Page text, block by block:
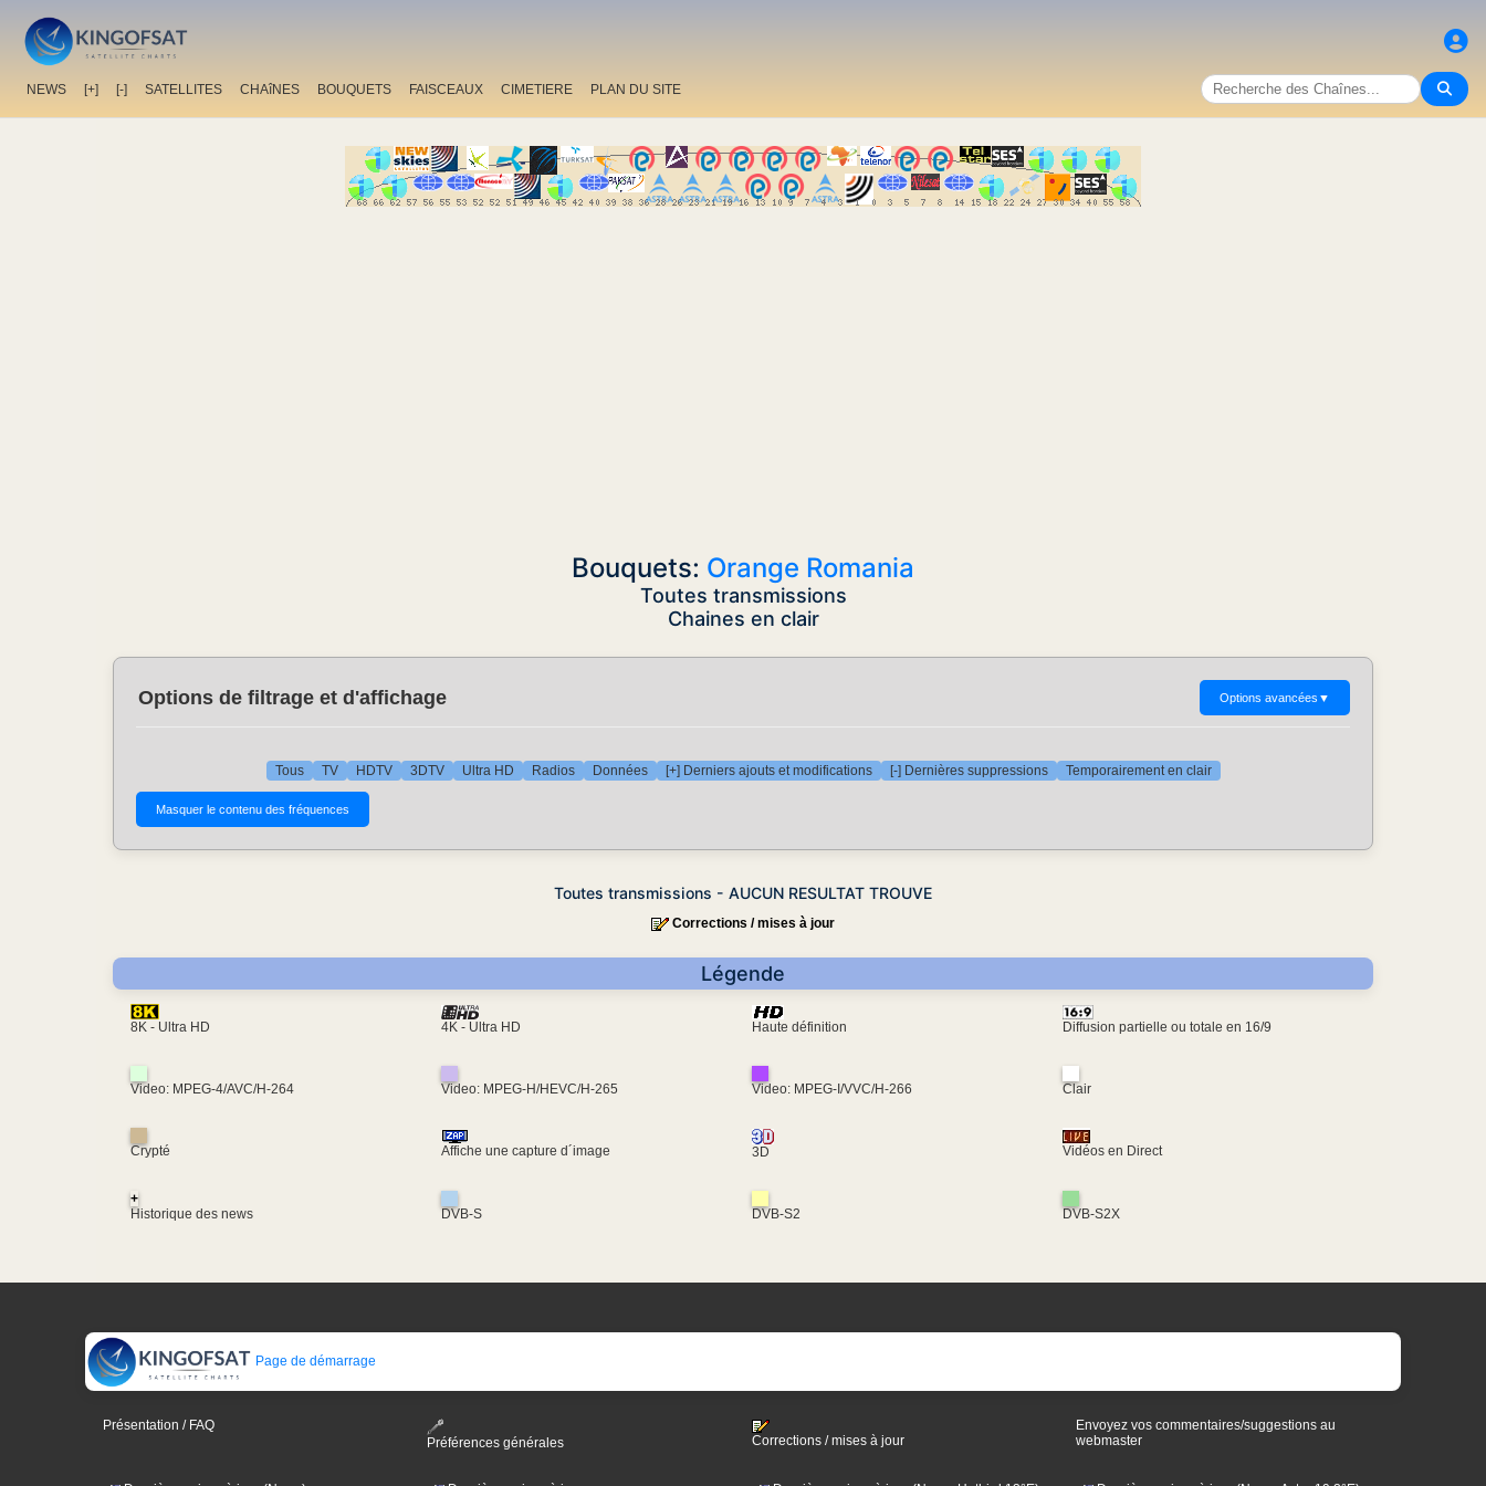
NEWS [+] [-] SATELLITES CHAîNES BOUQUETS FAISCEAUX CIMETIERE PLAN DU SITE
Bouquets: Orange Romania
Toutes transmissions
Chaines en clair
Options de filtrage et d'affichage Options avancées ▼
Tous TV HDTV 3DTV Ultra HD Radios Données [+] Derniers ajouts et modifications [-] Dernières suppressions Temporairement en clair
Toutes transmissions - AUCUN RESULTAT TROUVE
Corrections / mises à jour
Légende
8K - Ultra HD 4K - Ultra HD Haute définition Diffusion partielle ou totale en 16/9
Video: MPEG-4/AVC/H-264 Video: MPEG-H/HEVC/H-265 Video: MPEG-I/VVC/H-266 Clair
Crypté Affiche une capture d´image 3D Vidéos en Direct
+
Historique des news
DVB-S DVB-S2 DVB-S2X
Page de démarrage
Présentation / FAQ
Préférences générales
Corrections / mises à jour
Envoyez vos commentaires/suggestions au
webmaster